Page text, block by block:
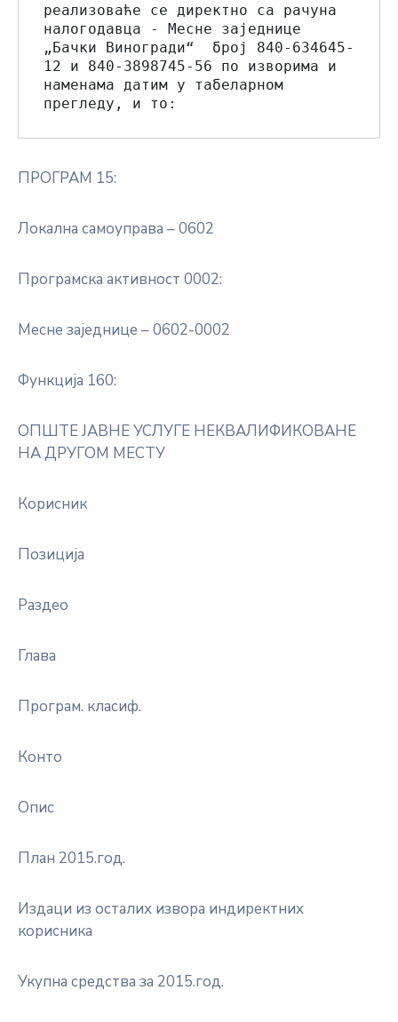
реализоваће се директно са рачуна
налогодавца - Месне заједнице
„Бачки Виногради“  број 840-634645-
12 и 840-3898745-56 по изворима и
наменама датим у табеларном
прегледу, и то:
ПРОГРАМ 15:
Локална самоуправа – 0602
Програмска активност 0002:
Месне заједнице – 0602-0002
Функција 160:
ОПШТЕ ЈАВНЕ УСЛУГЕ НЕКВАЛИФИКОВАНЕ
НА ДРУГОМ МЕСТУ
Корисник
Позиција
Раздео
Глава
Програм. класиф.
Конто
Опис
План 2015.год.
Издаци из осталих извора индиректних
корисника
Укупна средства за 2015.год.